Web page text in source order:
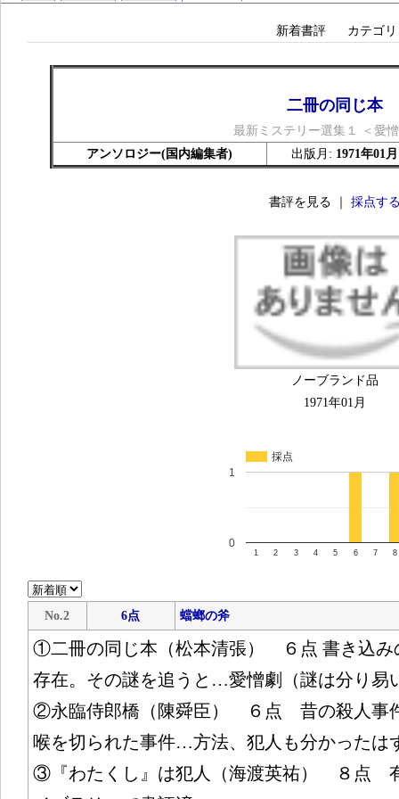
新着書評 カテゴリ
二冊の同じ本
最新ミステリー選集１ ＜愛
アンソロジー(国内編集者)
出版月: 1971年01月
書評を見る ｜ 採点す
ノーブランド品
1971年01月
採点
1 2 3 4 5 6 7 8
0
1
No.2 6点 蟷螂の斧
①二冊の同じ本（松本清張） ６点 書き込み
存在。その謎を追うと…愛憎劇（謎は分り易
②永臨侍郎橋（陳舜臣） ６点 昔の殺人事
喉を切られた事件…方法、犯人も分かったは
③『わたくし』は犯人（海渡英祐） ８点